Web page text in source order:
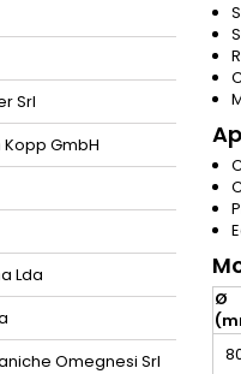
Srl
Kopp GmbH
Lda
Omegnesi Srl
Ø